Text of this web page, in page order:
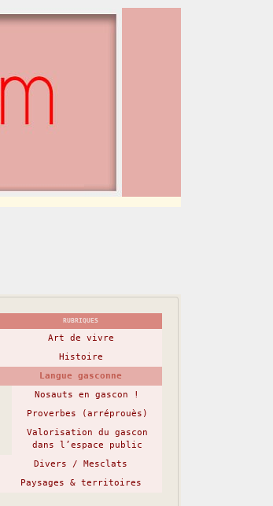
RUBRIQUES
Art de vivre
Histoire
Langue gasconne
Nosauts en gascon !
Proverbes (arréprouès)
Valorisation du gascon
dans l’espace public
Divers / Mesclats
Paysages & territoires